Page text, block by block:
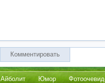
Комментировать
Айболит Юмор